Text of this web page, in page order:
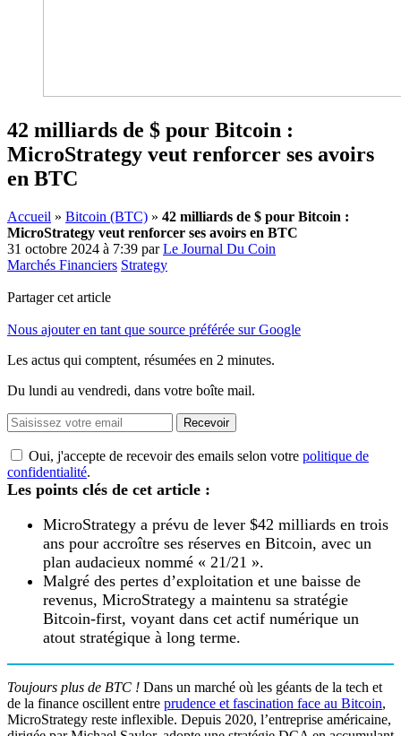
42 milliards de $ pour Bitcoin :
MicroStrategy veut renforcer ses avoirs
en BTC
Accueil » Bitcoin (BTC) » 42 milliards de $ pour Bitcoin :
MicroStrategy veut renforcer ses avoirs en BTC
31 octobre 2024 à 7:39 parLe Journal Du Coin
Marchés Financiers Strategy
Partager cet article
Nous ajouter en tant que source préférée sur Google
Les actus qui comptent, résumées en 2 minutes.
Du lundi au vendredi, dans votre boîte mail.
Recevoir
Oui, j'accepte de recevoir des emails selon votre politique de
confidentialité.
Les points clés de cet article :
MicroStrategy a prévu de lever $42 milliards en trois
ans pour accroître ses réserves en Bitcoin, avec un
plan audacieux nommé « 21/21 ».
Malgré des pertes d’exploitation et une baisse de
revenus, MicroStrategy a maintenu sa stratégie
Bitcoin-first, voyant dans cet actif numérique un
atout stratégique à long terme.
Toujours plus de BTC ! Dans un marché où les géants de la tech et
de la finance oscillent entre prudence et fascination face au Bitcoin,
MicroStrategy reste inflexible. Depuis 2020, l’entreprise américaine,